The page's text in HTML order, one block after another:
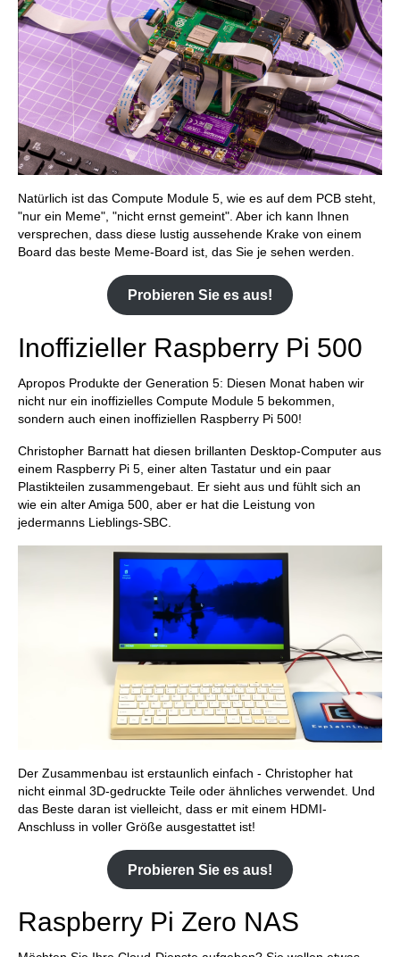
Natürlich ist das Compute Module 5, wie es auf dem PCB steht,
"nur ein Meme", "nicht ernst gemeint". Aber ich kann Ihnen
versprechen, dass diese lustig aussehende Krake von einem
Board das beste Meme-Board ist, das Sie je sehen werden.
Probieren Sie es aus!
Inoffizieller Raspberry Pi 500
Apropos Produkte der Generation 5: Diesen Monat haben wir
nicht nur ein inoffizielles Compute Module 5 bekommen,
sondern auch einen inoffiziellen Raspberry Pi 500!
Christopher Barnatt hat diesen brillanten Desktop-Computer aus
einem Raspberry Pi 5, einer alten Tastatur und ein paar
Plastikteilen zusammengebaut. Er sieht aus und fühlt sich an
wie ein alter Amiga 500, aber er hat die Leistung von
jedermanns Lieblings-SBC.
Der Zusammenbau ist erstaunlich einfach - Christopher hat
nicht einmal 3D-gedruckte Teile oder ähnliches verwendet. Und
das Beste daran ist vielleicht, dass er mit einem HDMI-
Anschluss in voller Größe ausgestattet ist!
Probieren Sie es aus!
Raspberry Pi Zero NAS